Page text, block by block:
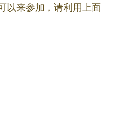
以来参加，请利用上面